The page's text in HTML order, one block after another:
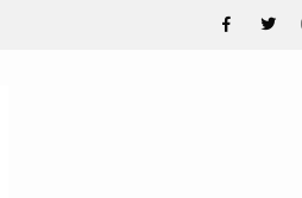
충청 청소년이 만든 U대회 홍보 영상…